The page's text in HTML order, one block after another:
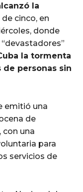
la
de cinco, en
donde
la tormenta
personas sin
emitió una
de
con una
para
servicios de